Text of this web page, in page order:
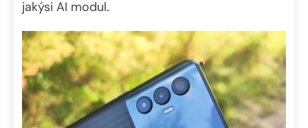
jakýsi AI modul.